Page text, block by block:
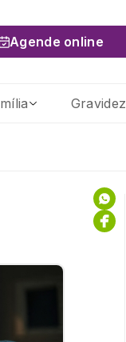
Agende online
Gravidez